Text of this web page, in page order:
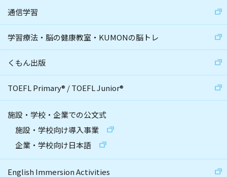
通信学習
学習療法・脳の健康教室・KUMONの脳トレ
くもん出版
TOEFL Primary® /TOEFL Junior®
施設・学校・企業での公文式
施設・学校向け導入事業
企業・学校向け日本語
English Immersion Activities